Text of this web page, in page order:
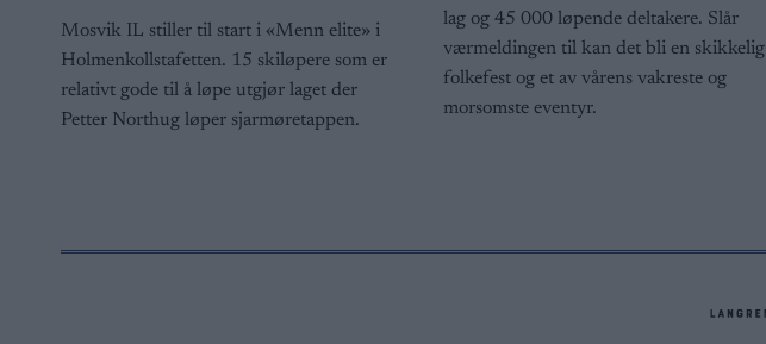
Mosvik IL stiller til start i «Menn elite» i
Holmenkollstafetten. 15 skiløpere som er
relativt gode til å løpe utgjør laget der
Petter Northug løper sjarmøretappen.
lag og 45 000 løpende deltakere. Slår
værmeldingen til kan det bli en skikkelig
folkefest og et av vårens vakreste og
morsomste eventyr.